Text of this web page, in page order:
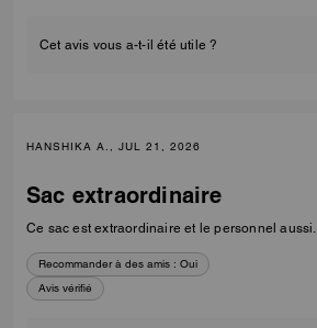
Cet avis vous a-t-il été utile ?
HANSHIKA A., JUL 21, 2026
Sac extraordinaire
Ce sac est extraordinaire et le personnel aussi.
Recommander à des amis : Oui
Avis vérifié